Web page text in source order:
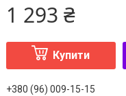
1 293 ₴
Купити
+380 (96) 009-15-15